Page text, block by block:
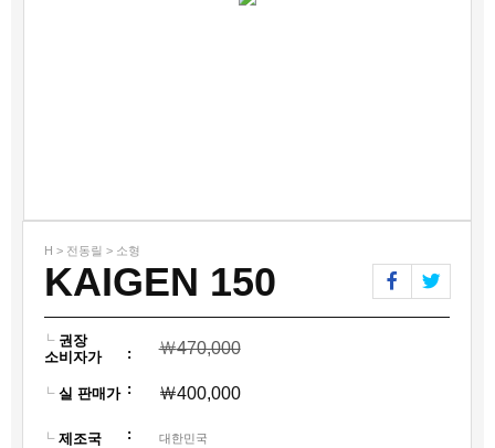
H > 전동릴 > 소형
KAIGEN 150
권장
소비자가
: ￦470,000
실 판매가 : ￦400,000
제조국 : 대한민국